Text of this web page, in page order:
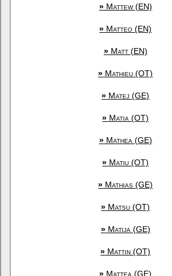
»Mattew (EN)
» Matteo (EN)
»Matt (EN)
» Mathieu (OT)
» Matej (GE)
» Matia (OT)
»Mathea (GE)
» Matiu (OT)
» Mathias (GE)
» Matsu (OT)
»Matija (GE)
» Mattin (OT)
» Mattea (GE)